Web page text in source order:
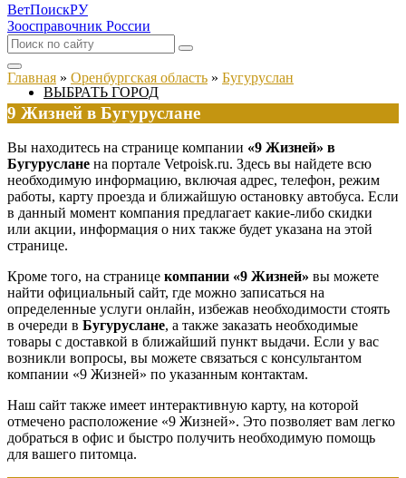
ВетПоискРУ
Зоосправочник России
ВЫБРАТЬ ГОРОД
Главная » Оренбургская область » Бугуруслан
9 Жизней в Бугуруслане
Вы находитесь на странице компании «9 Жизней» в
Бугуруслане на портале Vetpoisk.ru. Здесь вы найдете всю
необходимую информацию, включая адрес, телефон, режим
работы, карту проезда и ближайшую остановку автобуса. Если
в данный момент компания предлагает какие-либо скидки
или акции, информация о них также будет указана на этой
странице.
Кроме того, на странице компании «9 Жизней» вы можете
найти официальный сайт, где можно записаться на
определенные услуги онлайн, избежав необходимости стоять
в очереди в Бугуруслане, а также заказать необходимые
товары с доставкой в ближайший пункт выдачи. Если у вас
возникли вопросы, вы можете связаться с консультантом
компании «9 Жизней» по указанным контактам.
Наш сайт также имеет интерактивную карту, на которой
отмечено расположение «9 Жизней». Это позволяет вам легко
добраться в офис и быстро получить необходимую помощь
для вашего питомца.